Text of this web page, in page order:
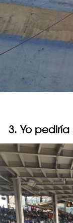
3. Yo